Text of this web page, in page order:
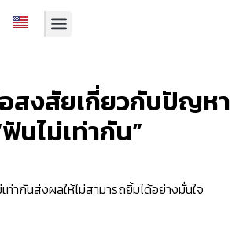
สงสัยเกี่ยวกับปัญหา
นไม่เท่ากัน”